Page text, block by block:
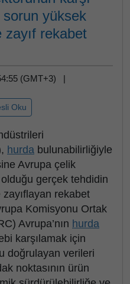
sorun yüksek
rekabet
(GMT+3) |
Oku
hurda bulunabilirliğiyle
Avrupa çelik
gerçek tehdidin
rekabet
Komisyonu Ortak
Avrupa’nın hurda
karşılamak için
doğrulayan verileri
noktasının ürün